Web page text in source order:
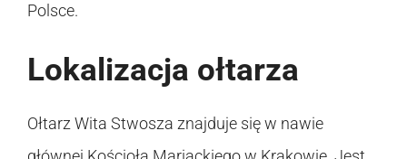
Polsce.
Lokalizacja ołtarza
Ołtarz Wita Stwosza znajduje się w nawie